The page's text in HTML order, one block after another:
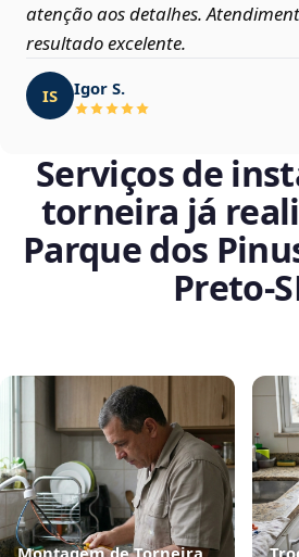
atenção aos detalhes.
resultado excelente.
IS Igor S.
Serviços de
torneira já
Parque dos